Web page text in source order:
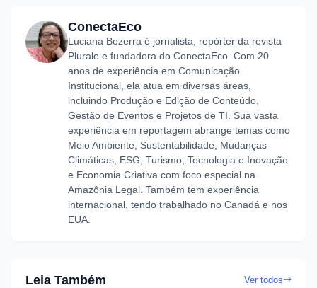
ConectaEco
Luciana Bezerra é jornalista, repórter da revista
Plurale e fundadora do ConectaEco. Com 20
anos de experiência em Comunicação
Institucional, ela atua em diversas áreas,
incluindo Produção e Edição de Conteúdo,
Gestão de Eventos e Projetos de TI. Sua vasta
experiência em reportagem abrange temas como
Meio Ambiente, Sustentabilidade, Mudanças
Climáticas, ESG, Turismo, Tecnologia e Inovação
e Economia Criativa com foco especial na
Amazônia Legal. Também tem experiência
internacional, tendo trabalhado no Canadá e nos
EUA.
Leia Também Ver todos